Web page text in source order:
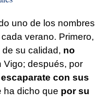
uno de los nombres
verano. Primero,
su calidad, no
después, por
escaparate con sus
ha dicho que por su